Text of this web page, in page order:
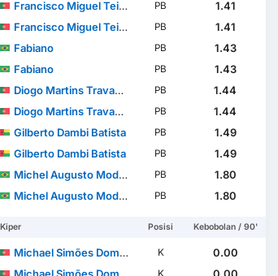
Francisco Miguel Teixeira Domingues
PB
1.41
Francisco Miguel Teixeira Domingues
PB
1.41
Fabiano
PB
1.43
Fabiano
PB
1.43
Diogo Martins Travassos
PB
1.44
Diogo Martins Travassos
PB
1.44
Gilberto Dambi Batista
PB
1.49
Gilberto Dambi Batista
PB
1.49
Michel Augusto Modesto Rafael dos Santos
PB
1.80
Michel Augusto Modesto Rafael dos Santos
PB 1.80
Kiper Posisi Kebobolan / 90'
Michael Simões Domingues K
0.00